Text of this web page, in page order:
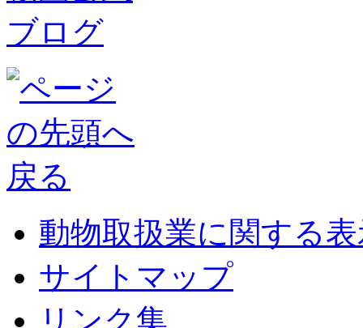
動物取扱業に関する
サイトマップ
リンク集